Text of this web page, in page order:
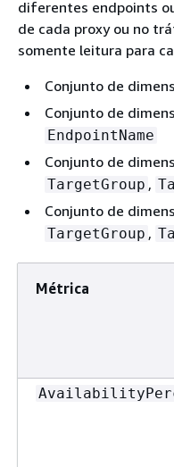
diferentes endpoints
de cada proxy ou no
somente leitura para
Conjunto de
Conjunto de
EndpointName
Conjunto de
TargetGroup ,
Conjunto de
TargetGroup ,
Métrica